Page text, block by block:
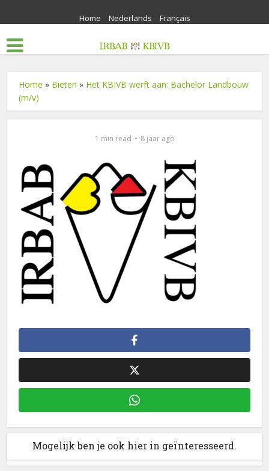
Home Nederlands Français
Home » Bieten » Het KBIVB werft aan: Bachelor Landbouw
(m/v)
1 min read 8 jaar ago
Mogelijk ben je ook hier in geïnteresseerd.